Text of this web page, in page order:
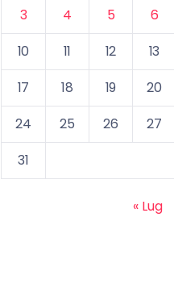
3
4 5 6
10
11 12 13
17
18 19 20
24
25 26 27
31
« Lug